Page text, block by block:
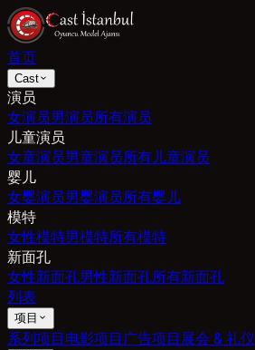
首页
Cast
演员
女演员男演员所有演员
儿童演员
女童演员男童演员所有儿童演员
婴儿
女婴演员男婴演员所有婴儿
模特
女性模特男模特所有模特
新面孔
女性新面孔男性新面孔所有新面孔
列表
项目
系列项目电影项目广告项目展会 & 礼仪